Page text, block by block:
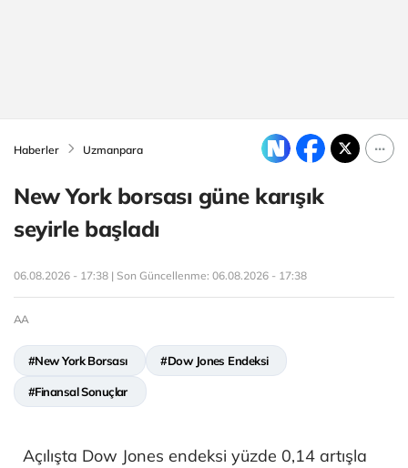
Haberler Uzmanpara
New York borsası güne karışık
seyirle başladı
06.08.2026 - 17:38 | Son Güncellenme: 06.08.2026 - 17:38
AA
#New York Borsası #Dow Jones Endeksi
#Finansal Sonuçlar
Açılışta Dow Jones endeksi yüzde 0,14 artışla